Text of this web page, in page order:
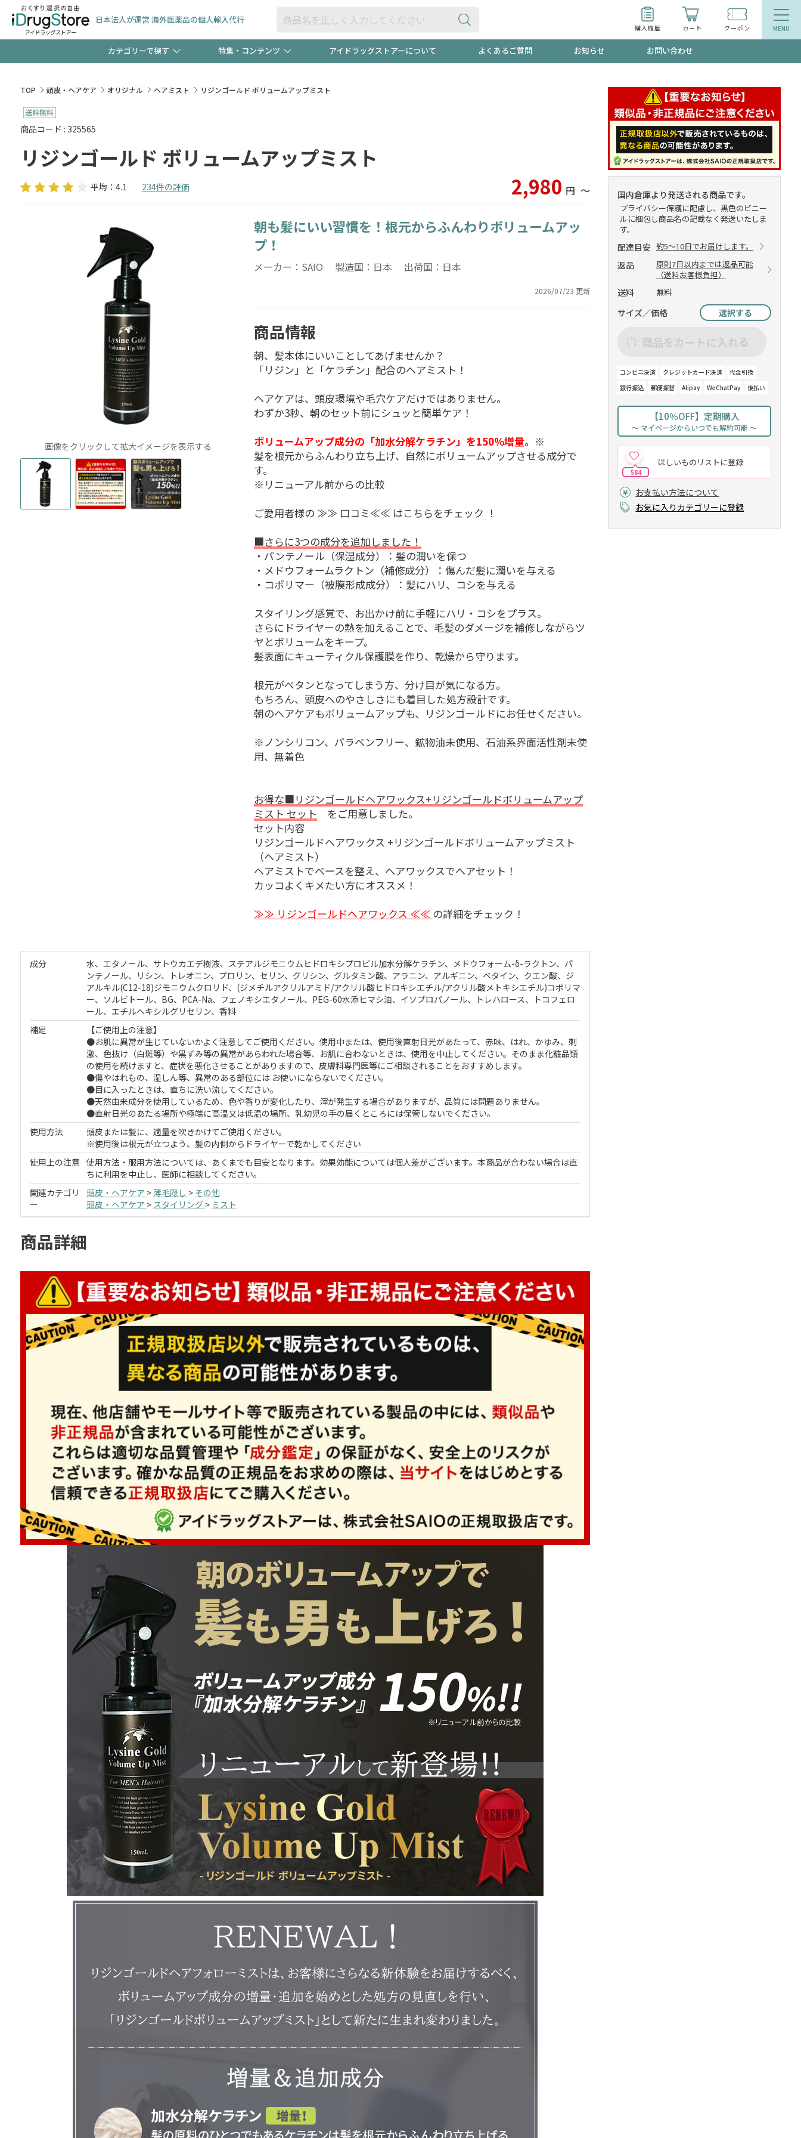
日本法人が運営 海外医薬品の個人輸入代行
購入履歴 カート クーポン
カテゴリーで探す
食品
検査キット ペット用品 オトナ向け
特集・コンテンツ
【週末限定】新規会員登録ポイント2倍600円分プレ
【早割】お得なクーポン"3種類"出現中！今月のスト
極冷メントールで、夏の頭皮ストレスを完全リセッ
ト！
新規登録で！今すぐ使えるクーポンプレゼント中！！
当店スタッフが贈る音声プログラム 友だち大募集！限定クーポンも不定期配信
アイドラッグストアーについて よくあるご質問 お知らせ お問い合わせ
TOP 頭皮・ヘアケア オリジナル ヘアミスト リジンゴールド ボリュームアップミスト
商品コード : 325565
リジンゴールド ボリュームアップミスト
平均：4.1 234件の評価 2,980 円 〜
画像をクリックして拡大イメージを表示する
朝も髪にいい習慣を！根元からふんわりボリュームアッ
プ！
メーカー：SAIO 製造国：日本 出荷国：日本
2026/07/23 更新
商品情報
朝、髪本体にいいことしてあげませんか？
「リジン」と「ケラチン」配合のヘアミスト！
ヘアケアは、頭皮環境や毛穴ケアだけではありません。
わずか3秒、朝のセット前にシュッと簡単ケア！
ボリュームアップ成分の「加水分解ケラチン」を150％増量。 ※
髪を根元からふんわり立ち上げ、自然にボリュームアップさせる成分で
す。
※リニューアル前からの比較
ご愛用者様の ≫≫ 口コミ≪≪ はこちらをチェック ！
■さらに3つの成分を追加しました！
・パンテノール（保湿成分）：髪の潤いを保つ
・メドウフォームラクトン（補修成分）：傷んだ髪に潤いを与える
・コポリマー（被膜形成成分）：髪にハリ、コシを与える
スタイリング感覚で、お出かけ前に手軽にハリ・コシをプラス。
さらにドライヤーの熱を加えることで、毛髪のダメージを補修しながらツ
ヤとボリュームをキープ。
髪表面にキューティクル保護膜を作り、乾燥から守ります。
根元がペタンとなってしまう方、分け目が気になる方。
もちろん、頭皮へのやさしさにも着目した処方設計です。
朝のヘアケアもボリュームアップも、リジンゴールドにお任せください。
※ノンシリコン、パラベンフリー、鉱物油未使用、石油系界面活性剤未使
用、無着色
お得な■リジンゴールドヘアワックス+リジンゴールドボリュームアップ
ミスト セット をご用意しました。
セット内容
リジンゴールドヘアワックス +リジンゴールドボリュームアップミスト
（ヘアミスト）
ヘアミストでベースを整え、ヘアワックスでヘアセット！
カッコよくキメたい方にオススメ！
≫≫ リジンゴールドヘアワックス ≪≪ の詳細をチェック！
国内倉庫より発送される商品です。
プライバシー保護に配慮し、黒色のビニー
ルに梱包し商品名の記載なく発送いたしま
す。
配達目安 約5～10日でお届けします。
返品
原則7日以内までは返品可能
（送料お客様負担）
送料 無料
サイズ／価格 選択する
商品をカートに入れる
コンビニ決済 クレジットカード決済
代金引換
銀行振込
郵便振替 Alipay WeChatPay 後払い
【10％OFF】定期購入
～ マイページからいつでも解約可能 ～
ほしいものリストに登録
584
お支払い方法について
お気に入りカテゴリーに登録
成分
水、エタノール、サトウカエデ樹液、ステアルジモニウムヒドロキシプロピル加水分解ケラチン、メドウフォーム-δ-ラクトン、パ
ンテノール、リシン、トレオニン、プロリン、セリン、グリシン、グルタミン酸、アラニン、アルギニン、ベタイン、クエン酸、ジ
アルキル(C12-18)ジモニウムクロリド、(ジメチルアクリルアミド/アクリル酸ヒドロキシエチル/アクリル酸メトキシエチル)コポリマ
ー、ソルビトール、BG、PCA-Na、フェノキシエタノール、PEG-60水添ヒマシ油、イソプロパノール、トレハロース、トコフェロ
ール、エチルヘキシルグリセリン、香料
補足
【ご使用上の注意】
●お肌に異常が生じていないかよく注意してご使用ください。使用中または、使用後直射日光があたって、赤味、はれ、かゆみ、刺
激、色抜け（白斑等）や黒ずみ等の異常があらわれた場合等、お肌に合わないときは、使用を中止してください。そのまま化粧品類
の使用を続けますと、症状を悪化させることがありますので、皮膚科専門医等にご相談されることをおすすめします。
●傷やはれもの、湿しん等、異常のある部位には お使いにならないでください。
●目に入ったときは、直ちに洗い流してください。
●天然由来成分を使用しているため、色や香りが変化したり、滓が発生する場合がありますが、品質には問題ありません。
●直射日光のあたる場所や極端に高温又は低温の場所、乳幼児の手の届くところには保管しないでください。
使用方法
頭皮または髪に、適量を吹きかけてご使用ください。
※使用後は根元が立つよう、髪の内側からドライヤーで乾かしてください
使用上の注意 使用方法・服用方法については、あくまでも目安となります。効果効能については個人差がございます。本商品が合わない場合は直
ちに利用を中止し、医師に相談してください。
関連カテゴリ
ー
頭皮・ヘアケア >薄毛隠し > その他
頭皮・ヘアケア > スタイリング > ミスト
商品詳細